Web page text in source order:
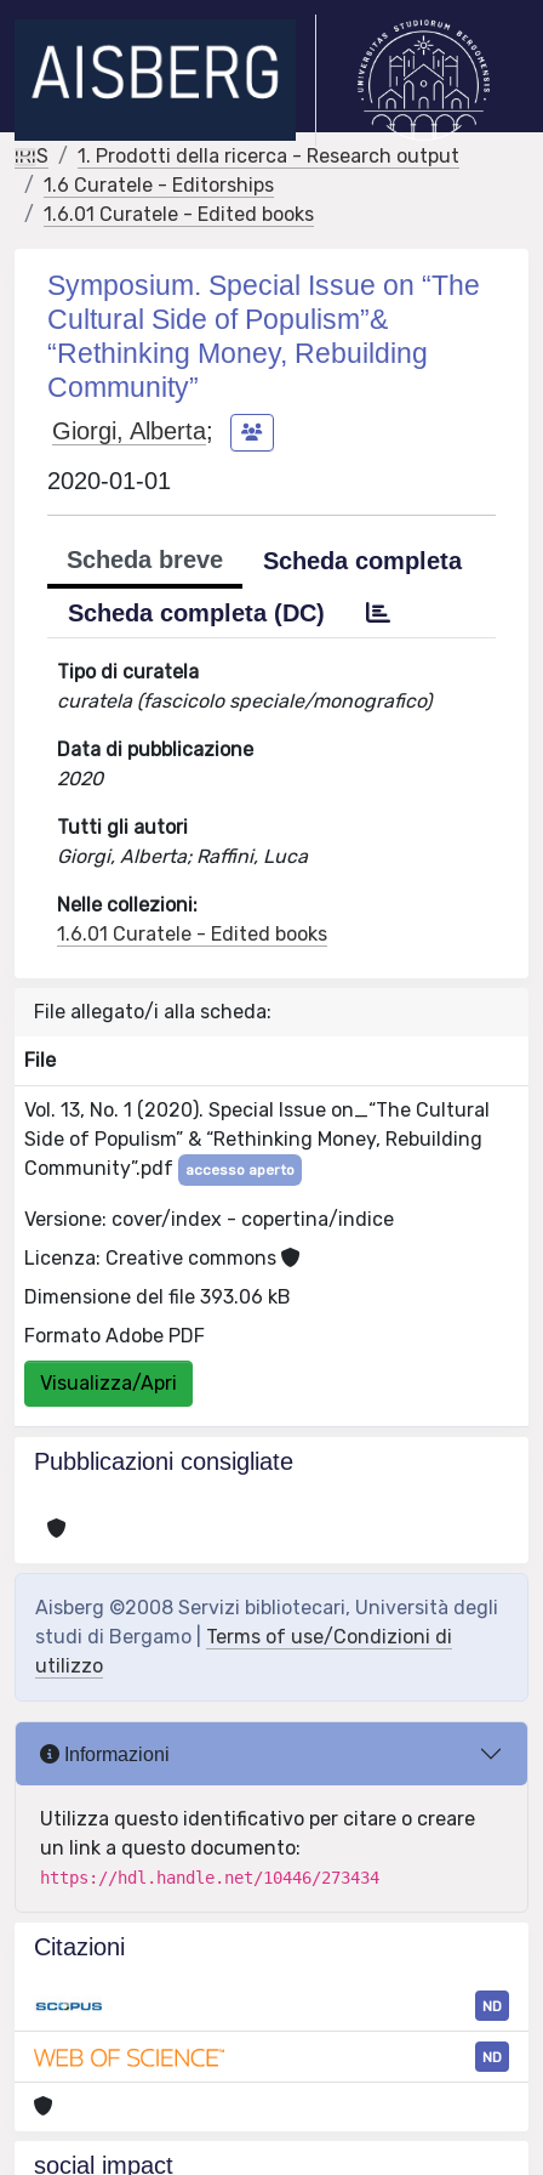
IRIS
1. Prodotti della ricerca - Research output
1.6 Curatele - Editorships
1.6.01 Curatele - Edited books
Symposium. Special Issue on “The
Cultural Side of Populism”&
“Rethinking Money, Rebuilding
Community”
Giorgi, Alberta;
2020-01-01
Scheda breve
Scheda completa
Scheda completa (DC)
Tipo di curatela
curatela (fascicolo speciale/monografico)
Data di pubblicazione
2020
Tutti gli autori
Giorgi, Alberta; Raffini, Luca
Nelle collezioni:
1.6.01 Curatele - Edited books
File allegato/i alla scheda:
File
Vol. 13, No. 1 (2020). Special Issue on_“The Cultural
Side of Populism” & “Rethinking Money, Rebuilding
Community”.pdf
accesso aperto
Versione: cover/index - copertina/indice
Licenza: Creative commons
Dimensione del file 393.06 kB
Formato Adobe PDF
Visualizza/Apri
Pubblicazioni consigliate
Aisberg ©2008 Servizi bibliotecari, Università degli
studi di Bergamo | Terms of use/Condizioni di
utilizzo
Informazioni
Utilizza questo identificativo per citare o creare
un link a questo documento:
https://hdl.handle.net/10446/273434
Citazioni
ND
ND
social impact